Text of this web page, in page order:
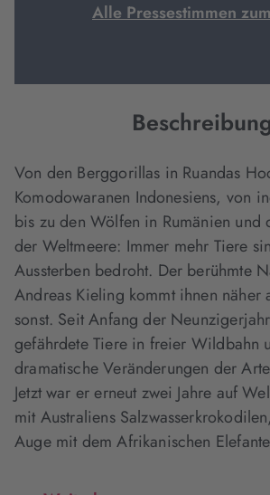
Alle Pressestimmen
Von den Berggorillas in Ruandas
Komodowaranen Indonesiens, von
bis zu den Wölfen in Rumänien und
der Weltmeere: Immer mehr Tiere
Aussterben bedroht. Der berühmte
Andreas Kieling kommt ihnen näher
sonst. Seit Anfang der
gefährdete Tiere in freier Wildbahn
dramatische Veränderungen der
Jetzt war er erneut zwei Jahre auf
mit Australiens
Auge mit dem Afrikanischen